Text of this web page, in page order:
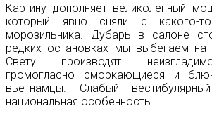
Картину дополняет великолепный
который явно сняли с какого-
морозильника. Дубарь в салоне
редких остановках мы выбегаем на
Свету производят
громогласно сморкающиеся и
вьетнамцы. Слабый
национальная особенность.